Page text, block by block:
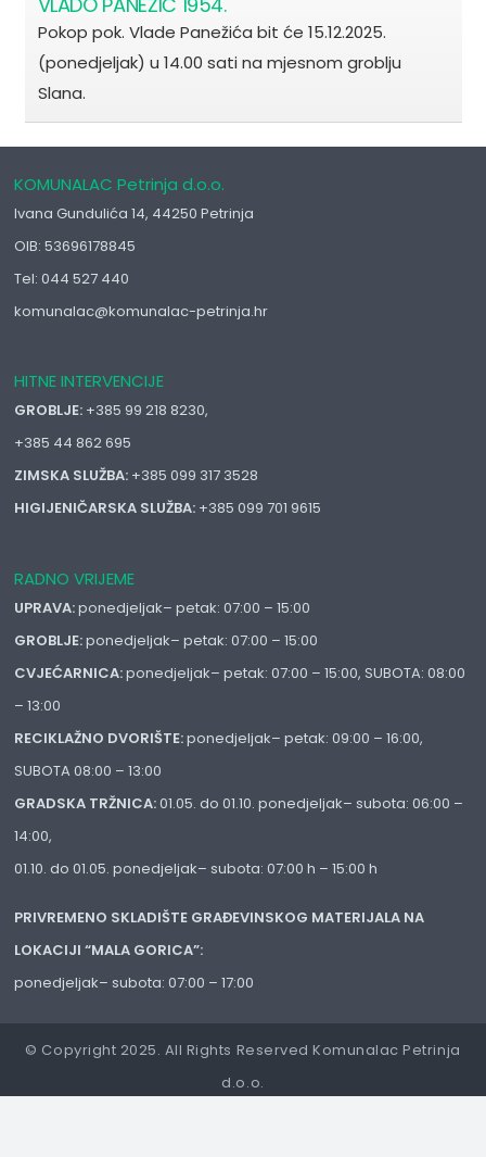
Pokop pok. Vlade Panežića bit će 15.12.2025.
(ponedjeljak) u 14.00 sati na mjesnom groblju
Slana.
KOMUNALAC Petrinja d.o.o.
Ivana Gundulića 14, 44250 Petrinja
OIB: 53696178845
Tel: 044 527 440
komunalac@komunalac-petrinja.hr
HITNE INTERVENCIJE
GROBLJE: +385 99 218 8230,
+385 44 862 695
ZIMSKA SLUŽBA: +385 099 317 3528
HIGIJENIČARSKA SLUŽBA: +385 099 701 9615
RADNO VRIJEME
UPRAVA:ponedjeljak– petak: 07:00 – 15:00
GROBLJE:ponedjeljak– petak: 07:00 – 15:00
CVJEĆARNICA:ponedjeljak– petak: 07:00 – 15:00, SUBOTA: 08:00
– 13:00
RECIKLAŽNO DVORIŠTE:ponedjeljak– petak: 09:00 – 16:00,
SUBOTA 08:00 – 13:00
GRADSKA TRŽNICA:01.05. do 01.10. ponedjeljak– subota: 06:00 –
14:00,
01.10. do 01.05. ponedjeljak– subota: 07:00 h – 15:00 h
PRIVREMENO SKLADIŠTE GRAĐEVINSKOG MATERIJALA NA
LOKACIJI “MALA GORICA”:
ponedjeljak– subota: 07:00 – 17:00
© Copyright 2025. All Rights Reserved Komunalac Petrinja
d.o.o.